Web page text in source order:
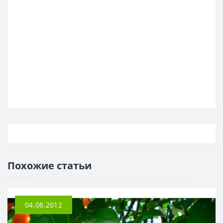
Похожие статьи
04.08.2012